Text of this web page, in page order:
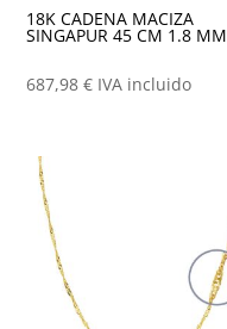
18K CADENA MACIZA
SINGAPUR 45 CM 1.8 MM
687,98€ IVA incluido